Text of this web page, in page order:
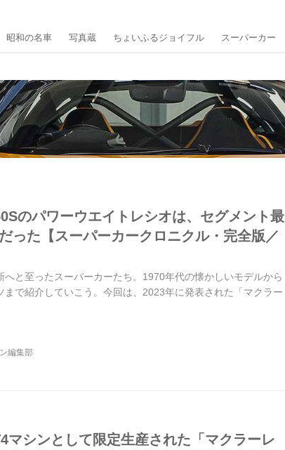
昭和の名車 写真蔵 ちょいふるジョイフル スーパーカー
のパワーウエイトレシオは、セグメント最
った【スーパーカークロニクル・完全版／
へと至ったスーパーカーたち。1970年代の懐かしいモデルから
まで紹介していこう。今回は、2023年に発表された「マクラー
編集部
マシンとして限定生産された「マクラーレ